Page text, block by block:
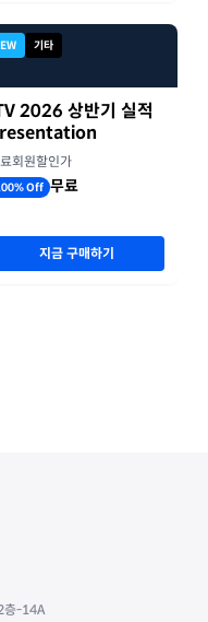
기타
2026 상반기 실적
회원할인가
Off 무료
지금 구매하기
층-14A